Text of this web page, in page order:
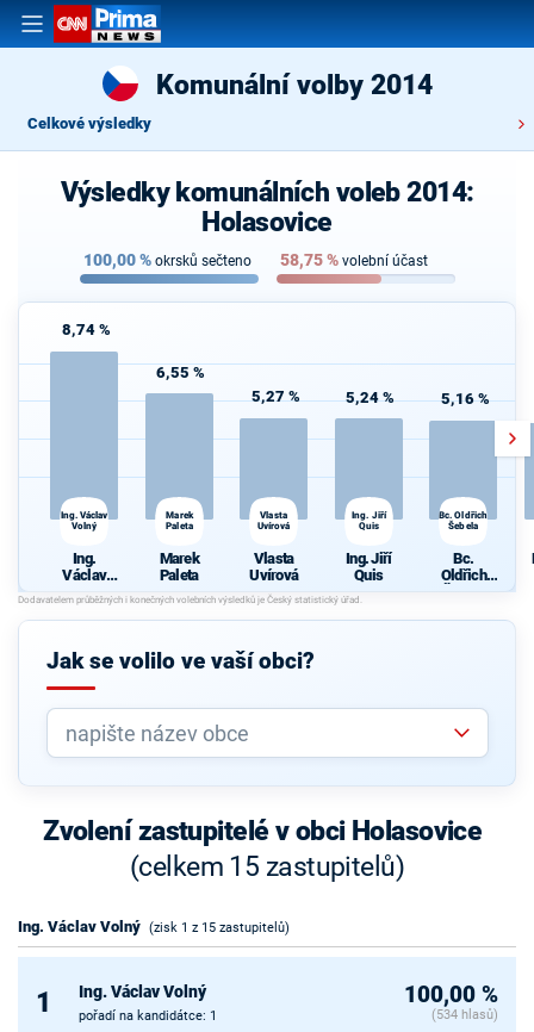
Komunální volby 2014
Celkové výsledky
Výsledky komunálních voleb 2014:
Holasovice
100,00% okrsků sečteno 58,75% volební účast
8,74 %
Ing. Václav
Volný
Ing.
Václav
Volný
6,55 %
Marek
Paleta
Marek
Paleta
5,27 %
Vlasta
Uvírová
Vlasta
Uvírová
5,24 %
Ing. Jiří
Quis
Ing. Jiří
Quis
5,16 %
Bc. Oldřich
Šebela
Bc.
Oldřich
Šebela
Jak se volilo ve vaší obci?
Zvolení zastupitelé v obci Holasovice
(celkem 15 zastupitelů)
Ing. Václav Volný (zisk 1 z 15 zastupitelů)
1 Ing. Václav Volný
pořadí na kandidátce: 1
100,00 %
(534 hlasů)